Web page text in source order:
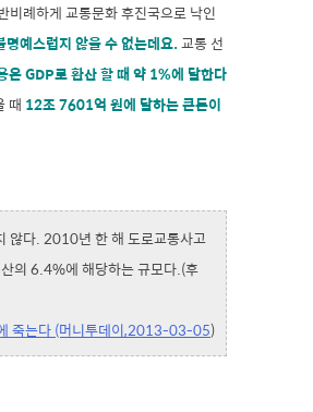
례하게 교통문화 후진국으로 낙인
예스럽지 않을 수 없는데요.교통 선
은 GDP로 환산 할 때 약 1%에 달한다
때 12조 7601억 원에 달하는 큰돈이
않다. 2010년 한 해 도로교통사고
의 6.4%에 해당하는 규모다.(후
죽는다 (머니투데이,2013-03-05)